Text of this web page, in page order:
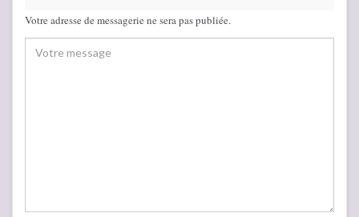
Votre adresse de messagerie ne sera pas publiée.